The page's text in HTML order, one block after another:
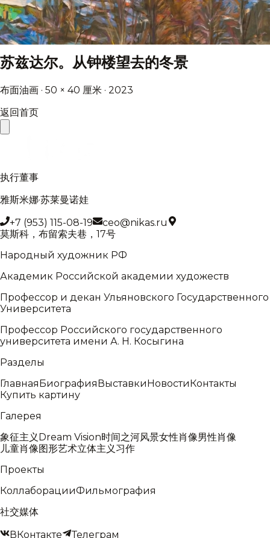
苏兹达尔。从钟楼望去的冬景
布面油画 · 50 × 40 厘米 · 2023
返回首页
执行董事
雅斯米娜·苏莱曼诺娃
+7 (953) 115-08-19
ceo@nikas.ru
莫斯科，布留索夫巷，17号
Народный художник РФ
Академик Российской академии художеств
Профессор и декан Ульяновского Государственного
Университета
Профессор Российского государственного
университета имени А. Н. Косыгина
Разделы
Главная Биография Выставки Новости Контакты
Купить картину
Галерея
象征主义 Dream Vision时间之河风景女性肖像男性肖像
儿童肖像图形艺术立体主义 习作
Проекты
КоллаборацииФильмография
社交媒体
ВКонтакте
Телеграм